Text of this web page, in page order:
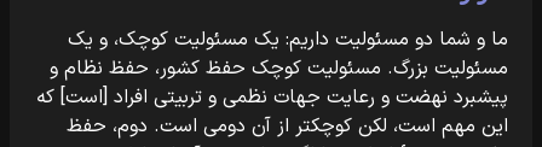
ما و شما دو مسئولیت داریم: یک مسئولیت کوچک، و یک
مسئولیت بزرگ.‏‎ ‎‏مسئولیت کوچک حفظ کشور، حفظ نظام و
پیشبرد نهضت و رعایت جهات نظمی و‏‎ ‎‏تربیتی افراد ‏‏[‏‏است‏‏]‏‏ که